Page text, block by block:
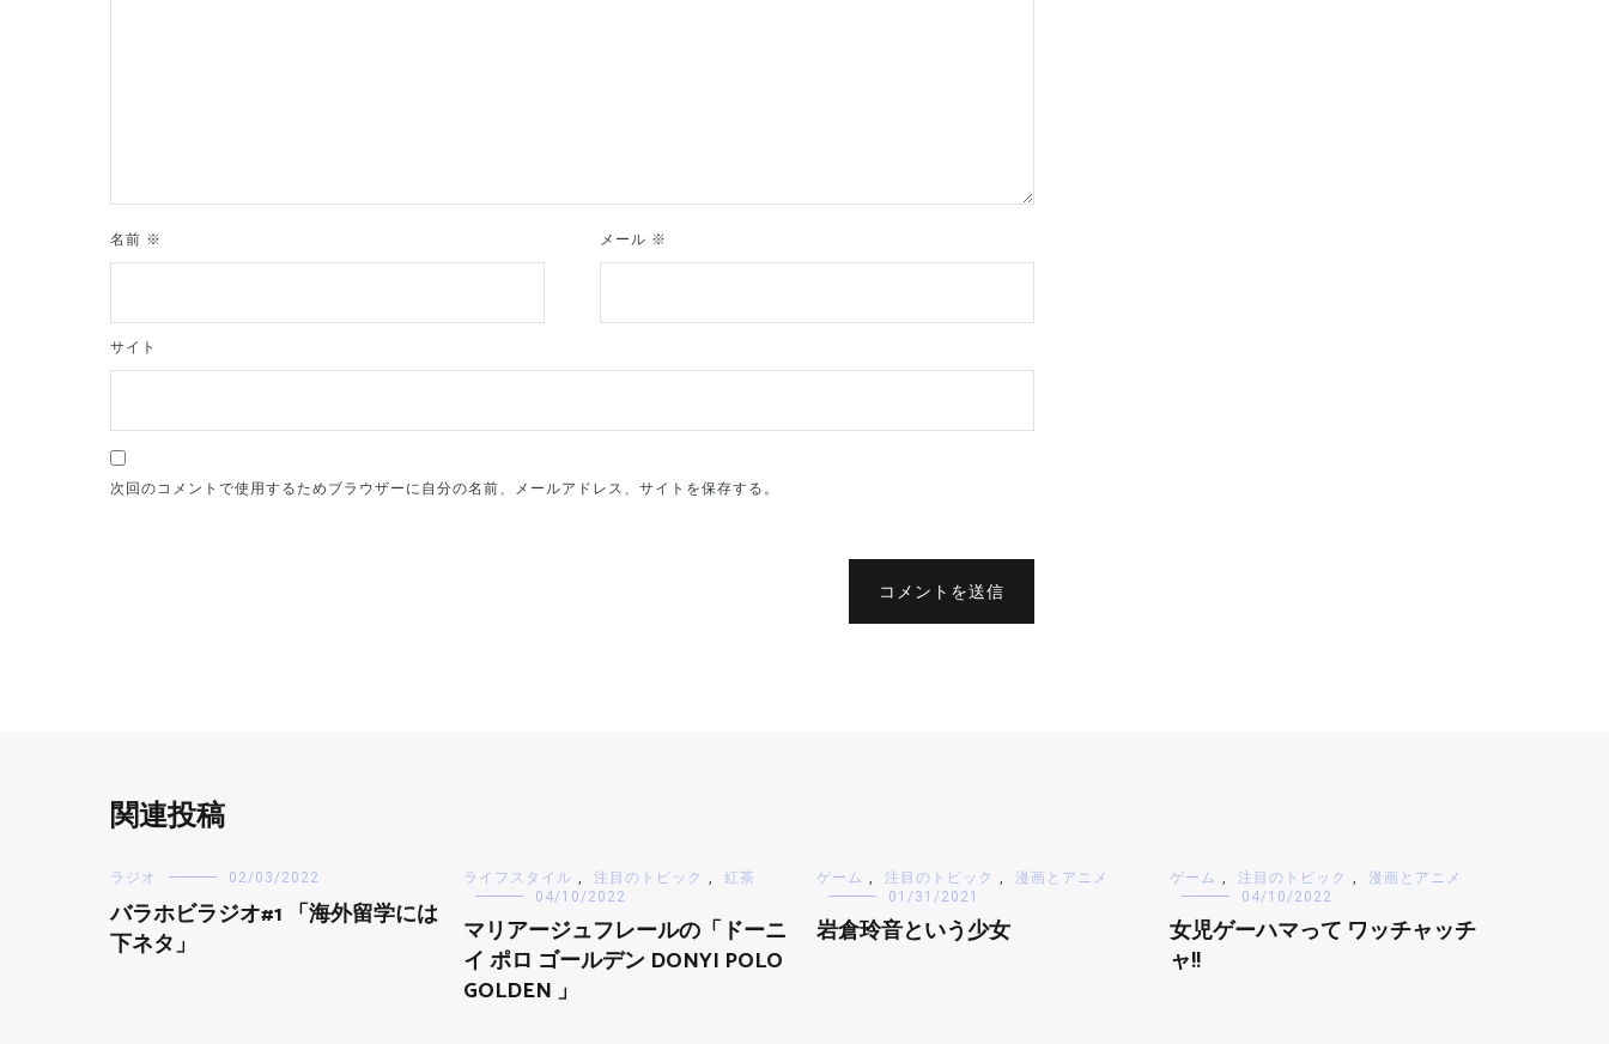
名前 ※ メール ※
サイト
次回のコメントで使用するためブラウザーに自分の名前、メールアドレス、サイトを保存する。
コメントを送信
関連投稿
ラジオ 02/03/2022
バラホビラジオ#1 「海外留学には
下ネタ」
ライフスタイル 注目のトピック
紅茶
04/10/2022
マリアージュフレールの「ドーニ
イ ポロ ゴールデン DONYI POLO
GOLDEN 」
ゲーム 注目のトピック
漫画とアニメ
01/31/2021
岩倉玲音という少女
ゲーム 注目のトピック
漫画とアニメ
04/10/2022
女児ゲーハマって ワッチャッチ
ャ!!